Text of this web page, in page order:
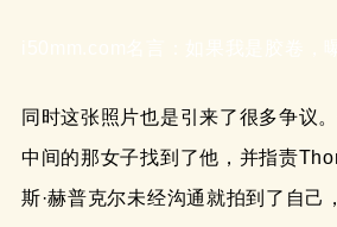
同时这张照片也是引来了很多争议
中间的那女子找到了他，并指责
斯·赫普克尔未经沟通就拍到了自己